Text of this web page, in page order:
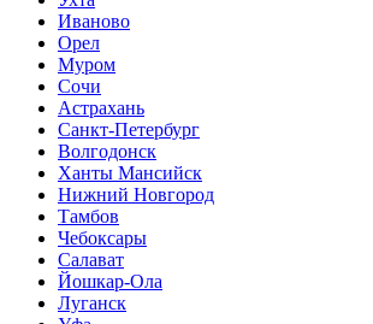
Иваново
Орел
Муром
Сочи
Астрахань
Санкт-Петербург
Волгодонск
Ханты Мансийск
Нижний Новгород
Тамбов
Чебоксары
Салават
Йошкар-Ола
Луганск